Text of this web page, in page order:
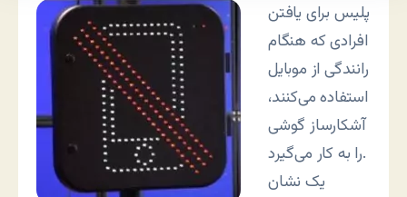
پلیس برای یافتن
افرادی که هنگام
رانندگی از موبایل
استفاده می‌کنند،
آشکارساز‌ گوشی
را به کار می‌گیرد.
یک نشان